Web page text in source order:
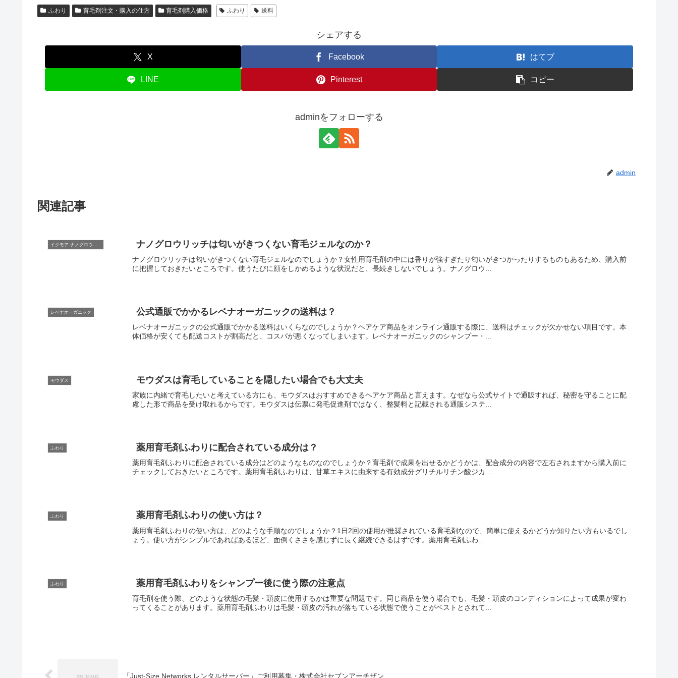
ふわり 育毛剤注文・購入の仕方 育毛剤購入価格 ふわり 送料
シェアする
X Facebook はてブ
LINE Pinterest コピー
adminをフォローする
admin
関連記事
イクモア ナノグロウリッチ ナノグロウリッチは匂いがきつくない育毛ジェルなのか？
ナノグロウリッチは匂いがきつくない育毛ジェルなのでしょうか？女性用育毛剤の中には香りが強すぎたり匂いがきつかったりするものもあるため、購入前
に把握しておきたいところです。使うたびに顔をしかめるような状況だと、長続きしないでしょう。ナノグロウ...
レベナオーガニック 公式通販でかかるレベナオーガニックの送料は？
レベナオーガニックの公式通販でかかる送料はいくらなのでしょうか？ヘアケア商品をオンライン通販する際に、送料はチェックが欠かせない項目です。本
体価格が安くても配送コストが割高だと、コスパが悪くなってしまいます。レベナオーガニックのシャンプー・...
モウダス モウダスは育毛していることを隠したい場合でも大丈夫
家族に内緒で育毛したいと考えている方にも、モウダスはおすすめできるヘアケア商品と言えます。なぜなら公式サイトで通販すれば、秘密を守ることに配
慮した形で商品を受け取れるからです。モウダスは伝票に発毛促進剤ではなく、整髪料と記載される通販システ...
ふわり 薬用育毛剤ふわりに配合されている成分は？
薬用育毛剤ふわりに配合されている成分はどのようなものなのでしょうか？育毛剤で成果を出せるかどうかは、配合成分の内容で左右されますから購入前に
チェックしておきたいところです。薬用育毛剤ふわりは、甘草エキスに由来する有効成分グリチルリチン酸ジカ...
ふわり 薬用育毛剤ふわりの使い方は？
薬用育毛剤ふわりの使い方は、どのような手順なのでしょうか？1日2回の使用が推奨されている育毛剤なので、簡単に使えるかどうか知りたい方もいるでし
ょう。使い方がシンプルであればあるほど、面倒くささを感じずに長く継続できるはずです。薬用育毛剤ふわ...
ふわり 薬用育毛剤ふわりをシャンプー後に使う際の注意点
育毛剤を使う際、どのような状態の毛髪・頭皮に使用するかは重要な問題です。同じ商品を使う場合でも、毛髪・頭皮のコンディションによって成果が変わ
ってくることがあります。薬用育毛剤ふわりは毛髪・頭皮の汚れが落ちている状態で使うことがベストとされて...
「Just-Size.Networks レンタルサーバー」ご利用募集・株式会社セブンアーチザン